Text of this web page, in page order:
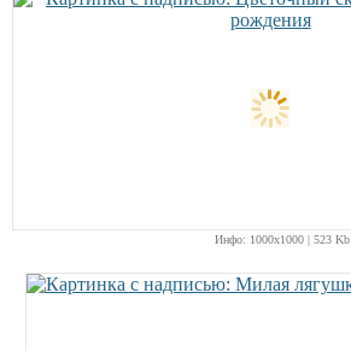
Инфо: 1000х1000 | 523 Kb